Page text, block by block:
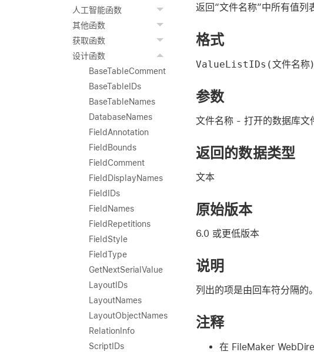
人工智能函数
其他函数
获取函数
设计函数
BaseTableComment
BaseTableIDs
BaseTableNames
DatabaseNames
FieldAnnotation
FieldBounds
FieldComment
FieldDisplayNames
FieldIDs
FieldNames
FieldRepetitions
FieldStyle
FieldType
GetNextSerialValue
LayoutIDs
LayoutNames
LayoutObjectNames
RelationInfo
ScriptIDs
返回“文件名称”中所有值列
格式
ValueListIDs(文件名称)
参数
文件名称- 打开的数据库文
返回的数据类型
文本
原始版本
6.0 或更低版本
说明
列出的项是由回车符分隔的。
注释
在 FileMaker